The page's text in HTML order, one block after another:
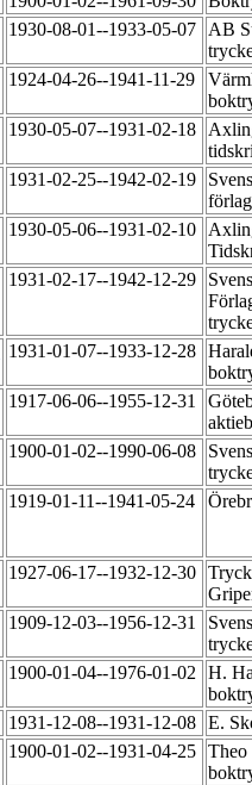
1930-08-01--1933-05-07
AB
1924-04-26--1941-11-29
1930-05-07--1931-02-18
1931-02-25--1942-02-19
1930-05-06--1931-02-10
1931-02-17--1942-12-29
1931-01-07--1933-12-28
1917-06-06--1955-12-31
1900-01-02--1990-06-08
1919-01-11--1941-05-24
1927-06-17--1932-12-30
1909-12-03--1956-12-31
1900-01-04--1976-01-02
H.
1931-12-08--1931-12-08 E.
1900-01-02--1931-04-25 Theo